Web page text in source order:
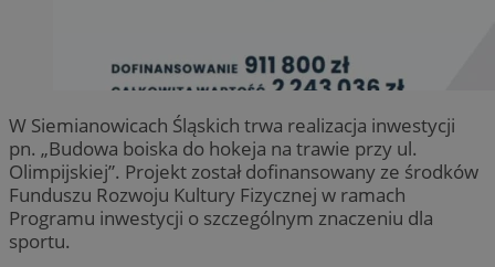
W Siemianowicach Śląskich trwa realizacja inwestycji
pn. „Budowa boiska do hokeja na trawie przy ul.
Olimpijskiej”. Projekt został dofinansowany ze środków
Funduszu Rozwoju Kultury Fizycznej w ramach
Programu inwestycji o szczególnym znaczeniu dla
sportu.